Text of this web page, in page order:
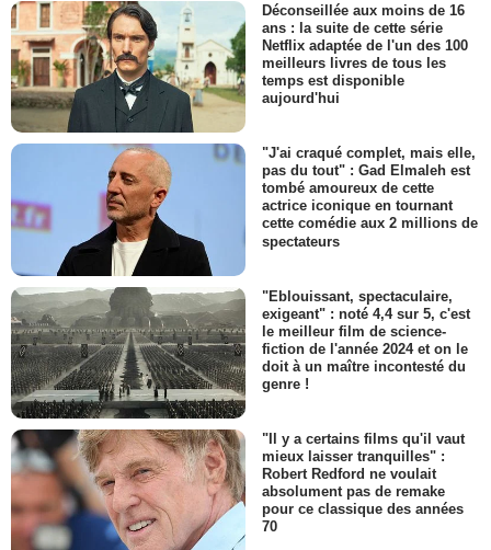
Déconseillée aux moins de 16
ans : la suite de cette série
Netflix adaptée de l'un des 100
meilleurs livres de tous les
temps est disponible
aujourd'hui
"J'ai craqué complet, mais elle,
pas du tout" : Gad Elmaleh est
tombé amoureux de cette
actrice iconique en tournant
cette comédie aux 2 millions de
spectateurs
"Eblouissant, spectaculaire,
exigeant" : noté 4,4 sur 5, c'est
le meilleur film de science-
fiction de l'année 2024 et on le
doit à un maître incontesté du
genre !
"Il y a certains films qu'il vaut
mieux laisser tranquilles" :
Robert Redford ne voulait
absolument pas de remake
pour ce classique des années
70